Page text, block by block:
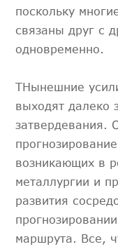
поскольку
связаны друг с
одновременно.
TНынешние
выходят далеко
затвердевания.
возникающих в
металлургии и
развития
маршрута. Все,